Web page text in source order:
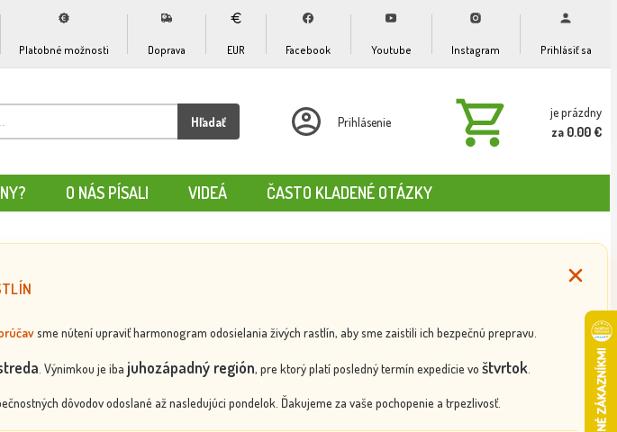
Platobné možnosti Doprava EUR Facebook Youtube Instagram Prihlásiť sa
Hľadať Prihlásenie
je prázdny
za 0.00 €
O NÁS PÍSALI VIDEÁ ČASTO KLADENÉ OTÁZKY
sme nútení upraviť harmonogram odosielania živých rastlín, aby sme zaistili ich bezpečnú prepravu.
. Výnimkou je iba juhozápadný región, pre ktorý platí posledný termín expedície vo štvrtok.
dôvodov odoslané až nasledujúci pondelok. Ďakujeme za vaše pochopenie a trpezlivosť.